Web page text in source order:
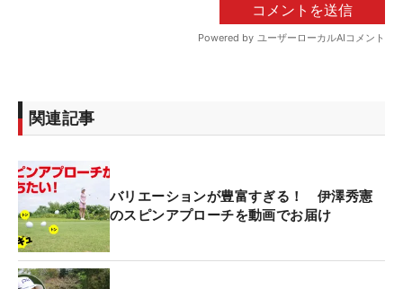
関連記事
バリエーションが豊富すぎる！ 伊澤秀憲
のスピンアプローチを動画でお届け